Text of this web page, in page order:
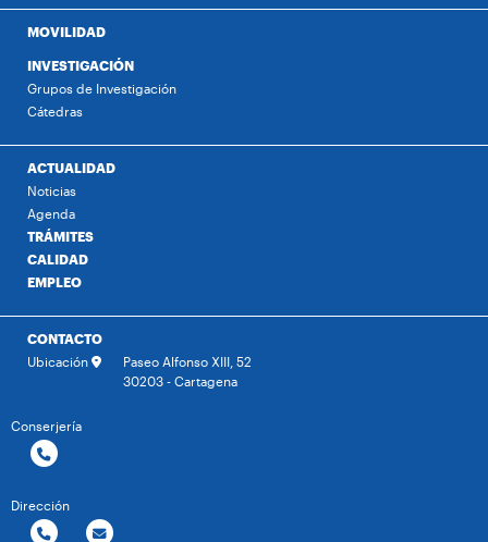
MOVILIDAD
INVESTIGACIÓN
Grupos de Investigación
Cátedras
ACTUALIDAD
Noticias
Agenda
TRÁMITES
CALIDAD
EMPLEO
CONTACTO
Ubicación
Paseo Alfonso XIII, 52
30203 - Cartagena
Conserjería
Dirección